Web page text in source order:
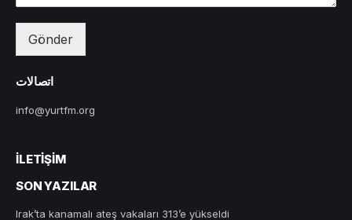
Gönder
اتصالات
info@yurtfm.org
İLETIŞIM
SON YAZILAR
Irak’ta kanamalı ateş vakaları 313’e yükseldi